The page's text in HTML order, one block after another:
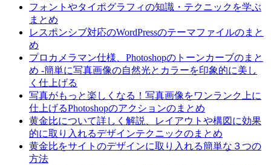
フォントやタイポグラフィの知識・テクニックを学ぶ
まとめ
レスポンシブ対応のWordPressのテーマファイルのまと
め
プロカメラマン仕様、Photoshopのトーンカーブのまと
め -簡単に写真画像の自然光とカラーを印象的に美し
く仕上げる
写真がもっと楽しくなる！写真画像をワンランク上に
仕上げるPhotoshopのアクションのまとめ
黄金比について詳しく解説、レイアウトや構図に効果
的に取り入れるデザインテクニックのまとめ
黄金比をサイトのデザインに取り入れる簡単な３つの
方法